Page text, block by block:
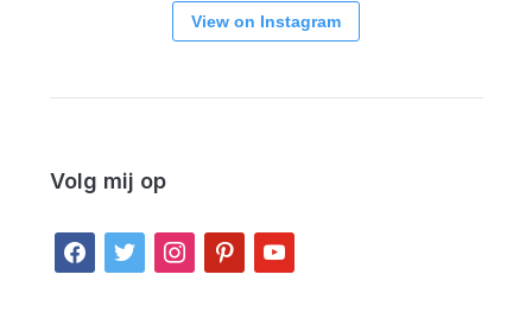
View on Instagram
Volg mij op
facebook
twitter instagrampinterestyoutube